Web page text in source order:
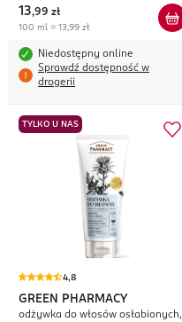
13,99 zł
100 ml = 13,99 zł
Niedostępny online
Sprawdź dostępność w
drogerii
TYLKO U NAS
4,8
GREEN PHARMACY
odżywka do włosów osłabionych,